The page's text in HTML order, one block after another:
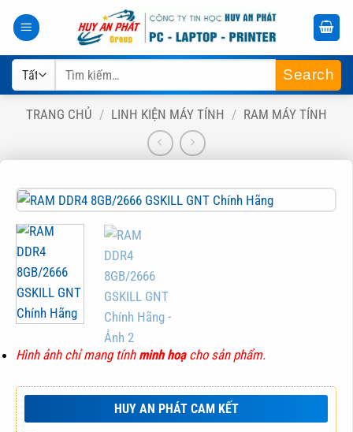
qua
nội
dung
Tìm
TRANG CHỦ / LINH KIỆN MÁY TÍNH / RAM MÁY TÍNH
Hình ảnh chỉ mang tính minh hoạcho sản phẩm.
HUY AN PHÁT CAM KẾT